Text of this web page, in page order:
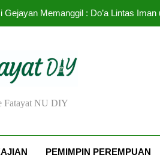
Memanggil : Do’a Lintas
Partisipasi Pemimpin
Fatayat NU DIY
PEMIMPIN PEREMPUAN